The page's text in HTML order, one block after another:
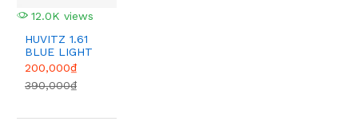
12.0K views
HUVITZ 1.61
BLUE LIGHT
200,000₫
390,000₫